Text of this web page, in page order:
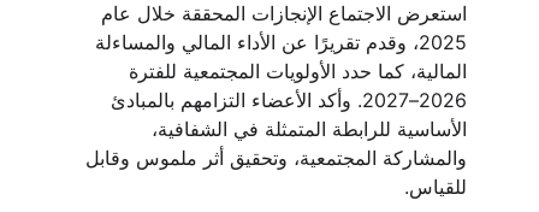
استعرض الاجتماع الإنجازات المحققة خلال عام
2025، وقدم تقريرًا عن الأداء المالي والمساءلة
المالية، كما حدد الأولويات المجتمعية للفترة
2026–2027. وأكد الأعضاء التزامهم بالمبادئ
الأساسية للرابطة المتمثلة في الشفافية،
والمشاركة المجتمعية، وتحقيق أثر ملموس وقابل
للقياس.